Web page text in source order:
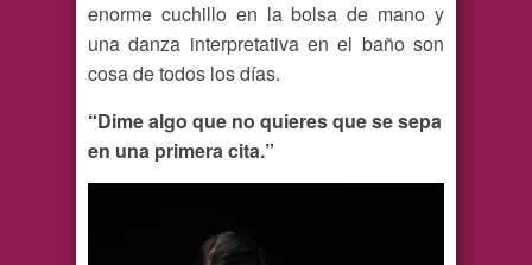
enorme cuchillo en la bolsa de mano y
una danza interpretativa en el baño son
cosa de todos los días.
“Dime algo que no quieres que se sepa
en una primera cita.”